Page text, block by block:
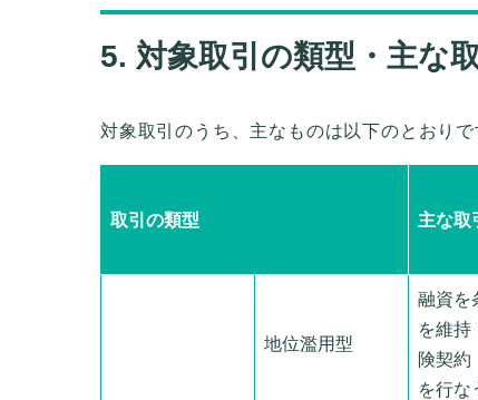
5. 対象取引の類型・主な
対象取引のうち、主なものは以下のとおりで
取引の類型 主な取
地位濫用型
融資を
を維持
険契約
を行な